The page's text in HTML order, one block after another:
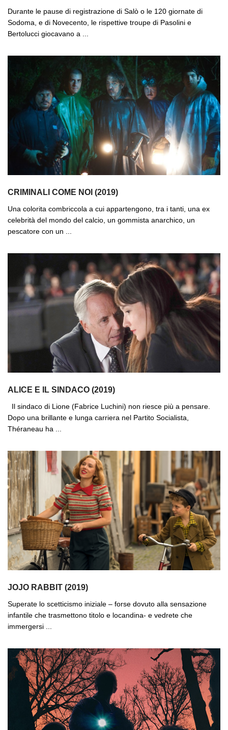
Durante le pause di registrazione di Salò o le 120 giornate di
Sodoma, e di Novecento, le rispettive troupe di Pasolini e
Bertolucci giocavano a ...
CRIMINALI COME NOI (2019)
Una colorita combriccola a cui appartengono, tra i tanti, una ex
celebrità del mondo del calcio, un gommista anarchico, un
pescatore con un ...
ALICE E IL SINDACO (2019)
Il sindaco di Lione (Fabrice Luchini) non riesce più a pensare.
Dopo una brillante e lunga carriera nel Partito Socialista,
Théraneau ha ...
JOJO RABBIT (2019)
Superate lo scetticismo iniziale – forse dovuto alla sensazione
infantile che trasmettono titolo e locandina- e vedrete che
immergersi ...